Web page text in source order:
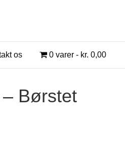
os 0 varer kr. 0,00
Børstet